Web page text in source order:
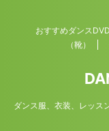
おすすめダンスDVD
（靴）
ダンス服、衣装、レッス